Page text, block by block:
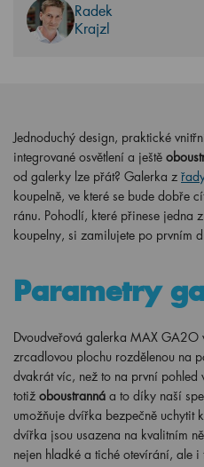
Radek
Krajzl
Jednoduchý design, praktické
integrované osvětlení a ještě
od galerky lze přát? Galerka z
koupelně, ve které se bude dobře
ránu. Pohodlí, které přinese jedna
koupelny, si zamilujete po prvním
Parametry
Dvoudveřová galerka MAX GA2O
zrcadlovou plochu rozdělenou na
dvakrát víc, než to na první
totiž oboustranná a to díky naší
umožňuje dvířka bezpečně uchytit
dvířka jsou usazena na kvalitním
nejen hladké a tiché otevírání, ale